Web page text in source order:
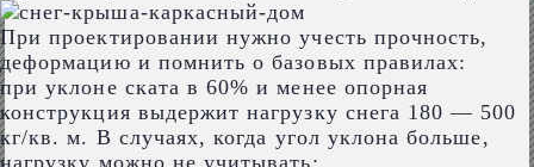
При проектировании нужно учесть прочность,
деформацию и помнить о базовых правилах:
при уклоне ската в 60% и менее опорная
конструкция выдержит нагрузку снега 180 — 500
кг/кв. м. В случаях, когда угол уклона больше,
нагрузку можно не учитывать;